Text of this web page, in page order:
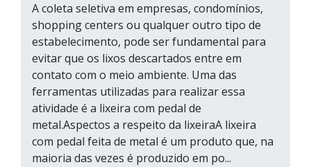
A coleta seletiva em empresas, condomínios,
shopping centers ou qualquer outro tipo de
estabelecimento, pode ser fundamental para
evitar que os lixos descartados entre em
contato com o meio ambiente. Uma das
ferramentas utilizadas para realizar essa
atividade é a lixeira com pedal de
metal.Aspectos a respeito da lixeiraA lixeira
com pedal feita de metal é um produto que, na
maioria das vezes é produzido em po...